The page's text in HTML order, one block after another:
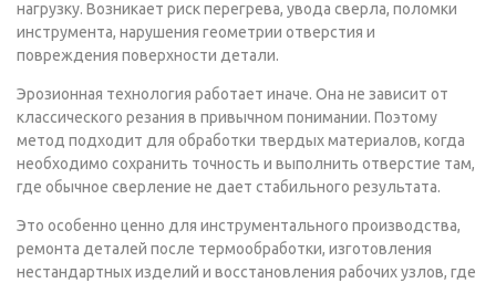
нагрузку. Возникает риск перегрева, увода сверла, поломки
инструмента, нарушения геометрии отверстия и
повреждения поверхности детали.
Эрозионная технология работает иначе. Она не зависит от
классического резания в привычном понимании. Поэтому
метод подходит для обработки твердых материалов, когда
необходимо сохранить точность и выполнить отверстие там,
где обычное сверление не дает стабильного результата.
Это особенно ценно для инструментального производства,
ремонта деталей после термообработки, изготовления
нестандартных изделий и восстановления рабочих узлов, где